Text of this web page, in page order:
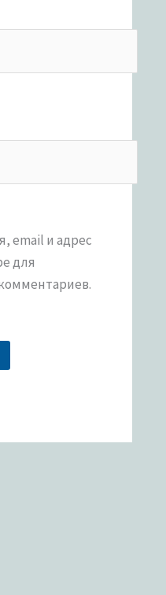
email и адрес
для